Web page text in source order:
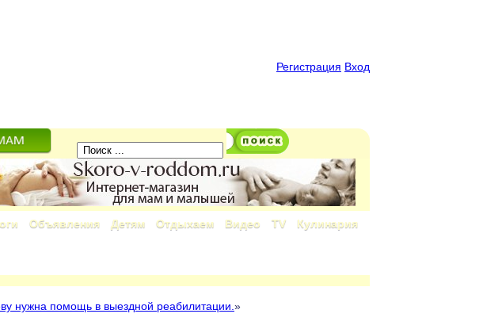
Регистрация Вход
Объявления Детям Отдыхаем Видео TV Кулинария
нужна помощь в выездной реабилитации. »